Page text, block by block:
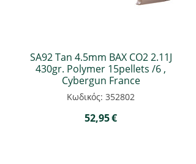
SA92 Tan 4.5mm BAX CO2 2.11J
430gr. Polymer 15pellets /6 ,
Cybergun France
Κωδικός: 352802
52,95€